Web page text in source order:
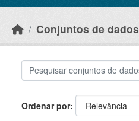
Conjuntos de dados
Ordenar por